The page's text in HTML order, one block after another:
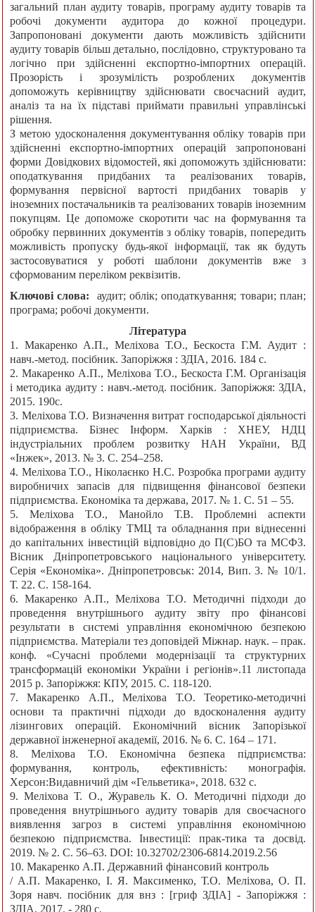
загальний план аудиту товарів, програму аудиту товарів та
робочі документи аудитора до кожної процедури.
Запропоновані документи дають можливість здійснити
аудиту товарів більш детально, послідовно, структуровано та
логічно при здійсненні експортно-імпортних операцій.
Прозорість і зрозумілість розроблених документів
допоможуть керівництву здійснювати своєчасний аудит,
аналіз та на їх підставі приймати правильні управлінські
рішення.
З метою удосконалення документування обліку товарів при
здійсненні експортно-імпортних операцій запропоновані
форми Довідкових відомостей, які допоможуть здійснювати:
оподаткування придбаних та реалізованих товарів,
формування первісної вартості придбаних товарів у
іноземних постачальників та реалізованих товарів іноземним
покупцям. Це допоможе скоротити час на формування та
обробку первинних документів з обліку товарів, попередить
можливість пропуску будь-якої інформації, так як будуть
застосовуватися у роботі шаблони документів вже з
сформованим переліком реквізитів.
Ключові слова:
аудит; облік; оподаткування; товари; план;
програма; робочі документи.
Література
1. Макаренко А.П., Меліхова Т.О., Бескоста Г.М. Аудит :
навч.-метод. посібник. Запоріжжя : ЗДІА, 2016. 184 c.
2. Макаренко А.П., Меліхова Т.О., Бескоста Г.М. Організація
і методика аудиту : навч.-метод. посібник. Запоріжжя: ЗДІА,
2015. 190с.
3. Меліхова Т.О. Визначення витрат господарської діяльності
підприємства. Бізнес Інформ. Харків : ХНЕУ, НДЦ
індустріальних проблем розвитку НАН України, ВД
«Інжек», 2013. № 3. С. 254–258.
4. Меліхова Т.О., Ніколаєнко Н.С. Розробка програми аудиту
виробничих запасів для підвищення фінансової безпеки
підприємства. Економіка та держава, 2017. № 1. С. 51 – 55.
5. Меліхова Т.О., Манойло Т.В. Проблемні аспекти
відображення в обліку ТМЦ та обладнання при віднесенні
до капітальних інвестицій відповідно до П(С)БО та МСФЗ.
Вісник Дніпропетровського національного університету.
Серія «Економіка». Дніпропетровськ: 2014, Вип. 3. № 10/1.
Т. 22. С. 158-164.
6. Макаренко А.П., Меліхова Т.О. Методичні підходи до
проведення внутрішнього аудиту звіту про фінансові
результати в системі управління економічною безпекою
підприємства. Матеріали тез доповідей Міжнар. наук. – прак.
конф. «Сучасні проблеми модернізації та структурних
трансформацій економіки України і регіонів».11 листопада
2015 р. Запоріжжя: КПУ, 2015. С. 118-120.
7. Макаренко А.П., Меліхова Т.О. Теоретико-методичні
основи та практичні підходи до вдосконалення аудиту
лізингових операцій. Економічний вісник Запорізької
державної інженерної академії, 2016. № 6. С. 164 – 171.
8. Меліхова Т.О. Економічна безпека підприємства:
формування, контроль, ефективність: монографія.
Херсон:Видавничий дім «Гельветика», 2018. 632 с.
9. Меліхова Т. О., Журавель К. О. Методичні підходи до
проведення внутрішнього аудиту товарів для своєчасного
виявлення загроз в системі управління економічною
безпекою підприємства. Інвестиції: прак-тика та досвід.
2019. № 2. С. 56–63. DOI: 10.32702/2306-6814.2019.2.56
10. Макаренко А.П. Державний фінансовий контроль
/ А.П. Макаренко, І. Я. Максименко, Т.О. Меліхова, О. П.
Зоря навч. посібник для внз : [гриф ЗДІА] - Запоріжжя :
ЗДІА, 2017. - 280 c.